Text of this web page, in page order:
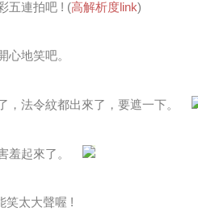
五連拍吧 ! (高解析度link)
心地笑吧。
，法令紋都出來了，要遮一下。
羞起來了。
笑太大聲喔 !